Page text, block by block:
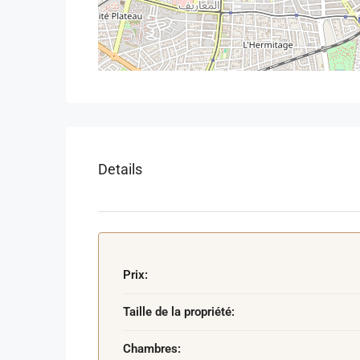
Details
Prix:
Taille de la propriété:
Chambres: